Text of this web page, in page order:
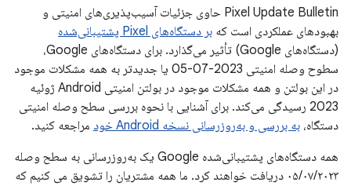
Pixel Update Bulletin حاوی جزئیات آسیب‌پذیری‌های امنیتی و
بهبودهای عملکردی است که بر دستگاه‌های Pixel پشتیبانی‌شده
(دستگاه‌های Google) تأثیر می‌گذارد. برای دستگاه‌های Google،
سطوح وصله امنیتی 2023-07-05 یا جدیدتر به همه مشکلات موجود
در این بولتن و همه مشکلات موجود در بولتن امنیتی Android ژوئیه
2023 رسیدگی می‌کند. برای آشنایی با نحوه بررسی سطح وصله امنیتی
دستگاه، به بررسی و به‌روزرسانی نسخه Android خود
مراجعه کنید.
همه دستگاه‌های پشتیبانی‌شده Google یک به‌روزرسانی به سطح وصله
۰۵/۰۷/۲۰۲۳ دریافت خواهند کرد. ما همه مشتریان را تشویق می کنیم که